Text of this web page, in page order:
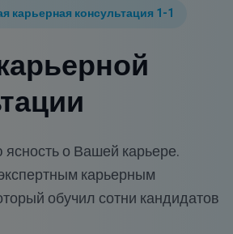
карьерная консультация 1-1
о Вашей карьере.
карьерным
обучил сотни кандидатов